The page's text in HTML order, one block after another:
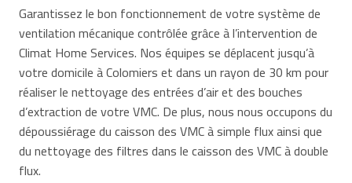
Garantissez le bon fonctionnement de votre système de
ventilation mécanique contrôlée grâce à l’intervention de
Climat Home Services. Nos équipes se déplacent jusqu’à
votre domicile à Colomiers et dans un rayon de 30 km pour
réaliser le nettoyage des entrées d’air et des bouches
d’extraction de votre VMC. De plus, nous nous occupons du
dépoussiérage du caisson des VMC à simple flux ainsi que
du nettoyage des filtres dans le caisson des VMC à double
flux.